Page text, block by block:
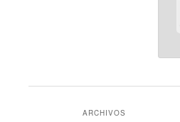
ARCHIVOS